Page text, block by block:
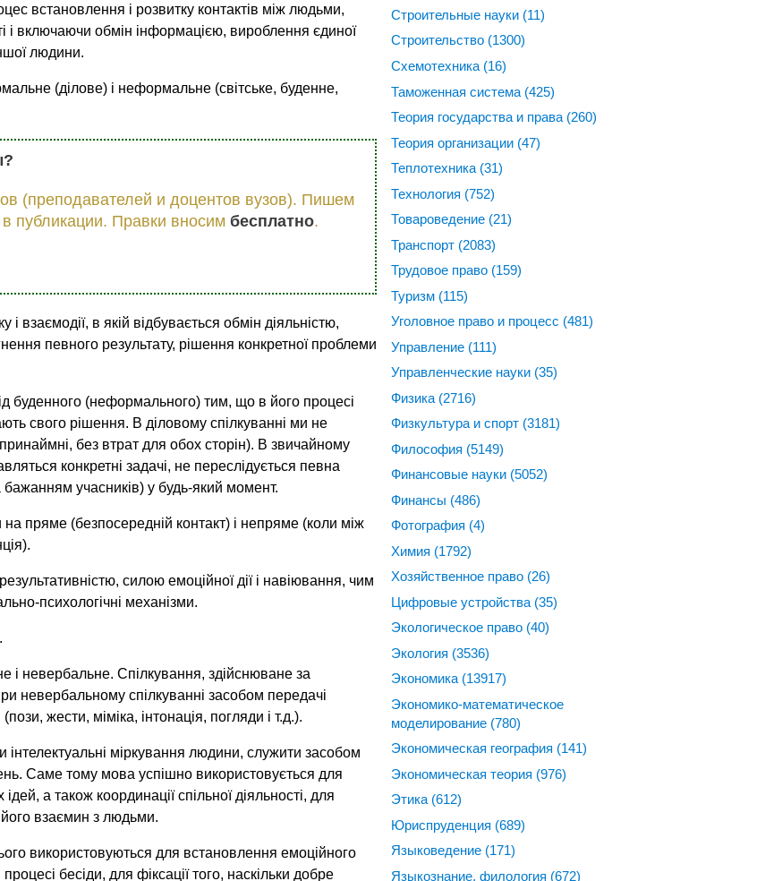
встановлення і розвитку контактів між людьми,
і включаючи обмін інформацією, вироблення єдиної
людини.
(ділове) і неформальне (світське, буденне,
(преподавателей и доцентов вузов). Пишем
публикации. Правки вносим бесплатно.
взаємодії, в якій відбувається обмін діяльністю,
певного результату, рішення конкретної проблеми
буденного (неформального) тим, що в його процесі
свого рішення. В діловому спілкуванні ми не
без втрат для обох сторін). В звичайному
конкретні задачі, не переслідується певна
учасників) у будь-який момент.
пряме (безпосередній контакт) і непряме (коли між
силою емоційної дії і навіювання, чим
психологічні механізми.
і невербальне. Спілкування, здійснюване за
невербальному спілкуванні засобом передачі
жести, міміка, інтонація, погляди і т.д.).
міркування людини, служити засобом
Саме тому мова успішно використовується для
а також координації спільної діяльності, для
взаємин з людьми.
використовуються для встановлення емоційного
бесіди, для фіксації того, наскільки добре
Строительные науки (11)
Строительство (1300)
Схемотехника (16)
Таможенная система (425)
Теория государства и права (260)
Теория организации (47)
Теплотехника (31)
Технология (752)
Товароведение (21)
Транспорт (2083)
Трудовое право (159)
Туризм (115)
Уголовное право и процесс (481)
Управление (111)
Управленческие науки (35)
Физика (2716)
Физкультура и спорт (3181)
Философия (5149)
Финансовые науки (5052)
Финансы (486)
Фотография (4)
Химия (1792)
Хозяйственное право (26)
Цифровые устройства (35)
Экологическое право (40)
Экология (3536)
Экономика (13917)
Экономико-математическое
моделирование (780)
Экономическая география (141)
Экономическая теория (976)
Этика (612)
Юриспруденция (689)
Языковедение (171)
Языкознание, филология (672)